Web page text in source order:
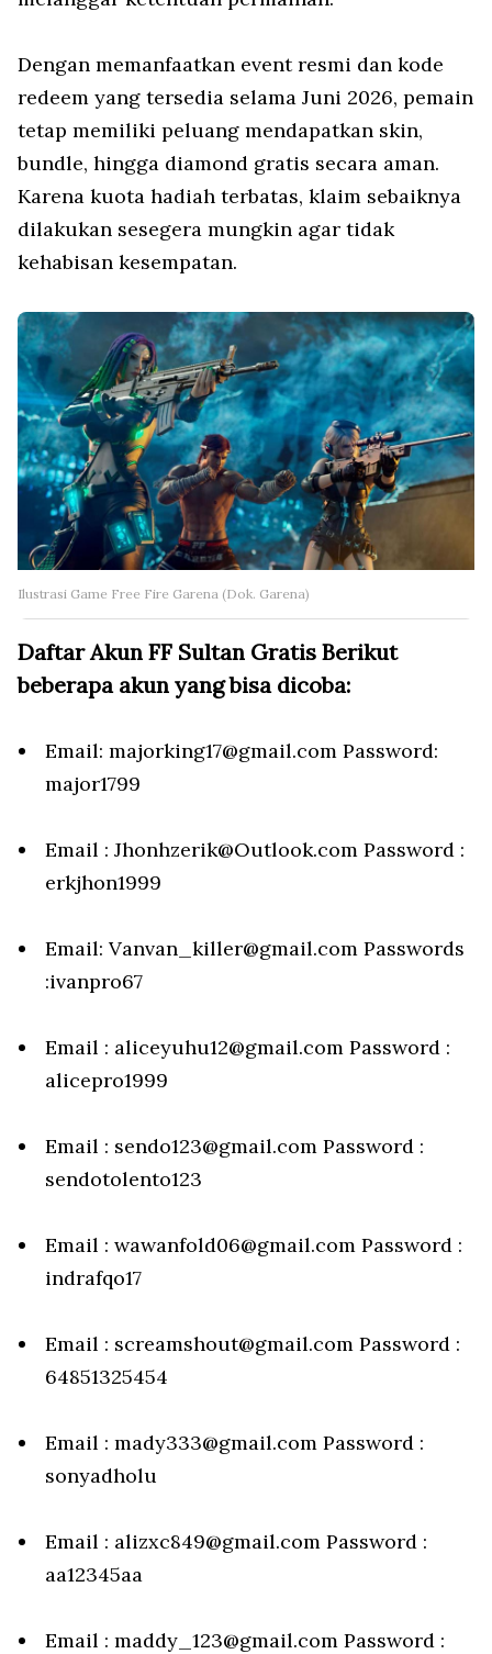
Dengan memanfaatkan event resmi dan kode
redeem yang tersedia selama Juni 2026, pemain
tetap memiliki peluang mendapatkan skin,
bundle, hingga diamond gratis secara aman.
Karena kuota hadiah terbatas, klaim sebaiknya
dilakukan sesegera mungkin agar tidak
kehabisan kesempatan.
Ilustrasi Game Free Fire Garena (Dok. Garena)
Daftar Akun FF Sultan Gratis Berikut
beberapa akun yang bisa dicoba:
Email: majorking17@gmail.com Password:
major1799
Email : Jhonhzerik@Outlook.com Password :
erkjhon1999
Email: Vanvan_killer@gmail.com Passwords
:ivanpro67
Email : aliceyuhu12@gmail.com Password :
alicepro1999
Email : sendo123@gmail.com Password :
sendotolento123
Email : wawanfold06@gmail.com Password :
indrafqo17
Email : screamshout@gmail.com Password :
64851325454
Email : mady333@gmail.com Password :
sonyadholu
Email : alizxc849@gmail.com Password :
aa12345aa
Email : maddy_123@gmail.com Password :